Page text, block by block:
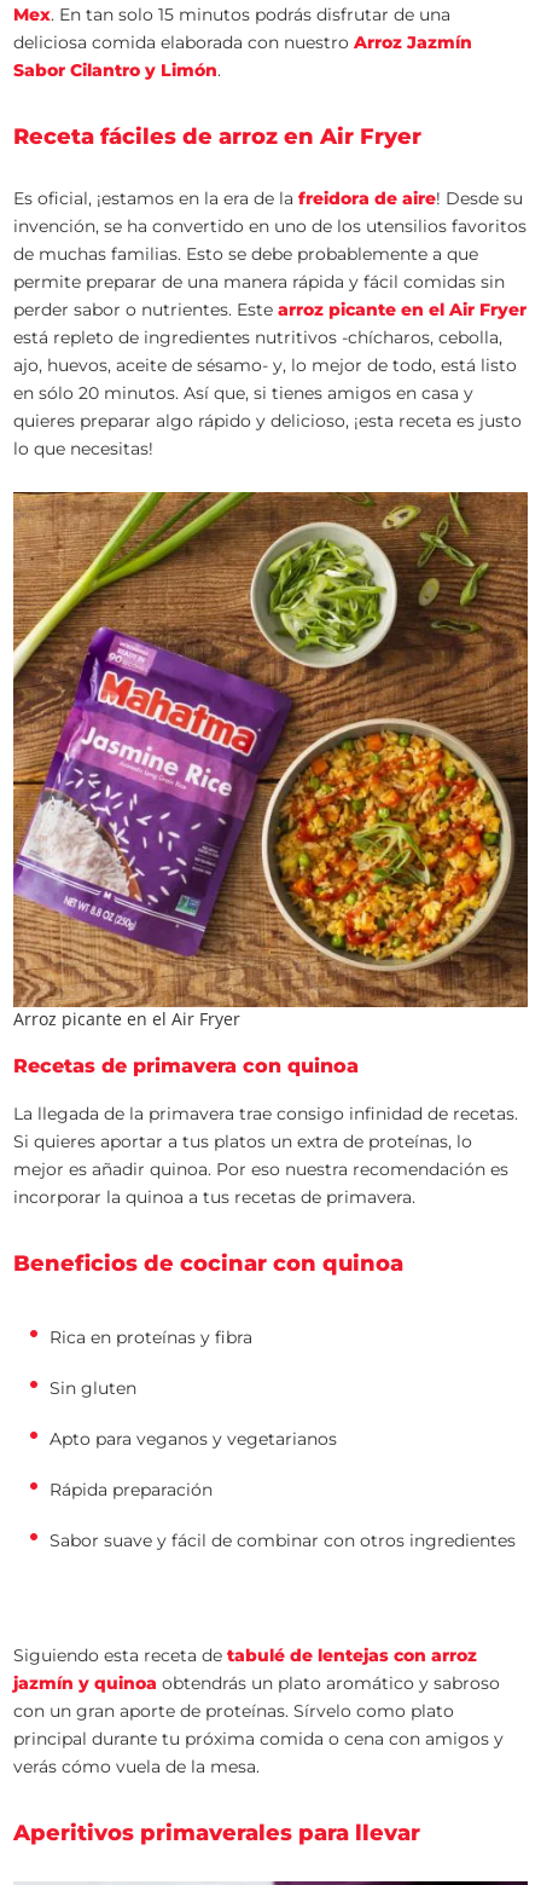
Mex. En tan solo 15 minutos podrás disfrutar de una
deliciosa comida elaborada con nuestroArroz Jazmín
Sabor Cilantro y Limón.
Receta fáciles de arroz en Air Fryer
Es oficial, ¡estamos en la era de lafreidora de aire! Desde su
invención, se ha convertido en uno de los utensilios favoritos
de muchas familias. Esto se debe probablemente a que
permite preparar de una manera rápida y fácil comidas sin
perder sabor o nutrientes. Estearroz picante en el Air Fryer
está repleto de ingredientes nutritivos -chícharos, cebolla,
ajo, huevos, aceite de sésamo- y, lo mejor de todo, está listo
en sólo 20 minutos. Así que, si tienes amigos en casa y
quieres preparar algo rápido y delicioso, ¡esta receta es justo
lo que necesitas!
Arroz picante en el Air Fryer
Recetas de primavera con quinoa
La llegada de la primavera trae consigo infinidad de recetas.
Si quieres aportar a tus platos un extra de proteínas, lo
mejor es añadir quinoa. Por eso nuestra recomendación es
incorporar la quinoa a tus recetas de primavera.
Beneficios de cocinar con quinoa
Rica en proteínas y fibra
Sin gluten
Apto para veganos y vegetarianos
Rápida preparación
Sabor suave y fácil de combinar con otros ingredientes
Siguiendo esta receta de tabulé de lentejas con arroz
jazmín y quinoa obtendrás un plato aromático y sabroso
con un gran aporte de proteínas. Sírvelo como plato
principal durante tu próxima comida o cena con amigos y
verás cómo vuela de la mesa.
Aperitivos primaverales para llevar